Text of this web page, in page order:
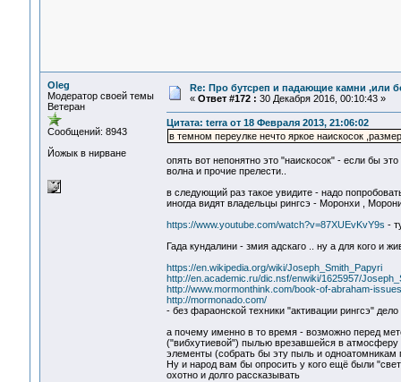
Oleg
Модератор своей темы
Ветеран
Сообщений: 8943
Йожык в нирване
Re: Про бутсреп и падающие камни ,или
« Ответ #172 : 30 Декабря 2016, 00:10:43 »
Цитата: terra от 18 Февраля 2013, 21:06:02
в темном переулке нечто яркое наискосок
опять вот непонятно это "наискосок" - если бы
волна и прочие прелести..
в следующий раз такое увидите - надо
иногда видят владельцы рингсэ - Моронхи ,
https://www.youtube.com/watch?v=87XUEvKvY9s -
Гада кундалини - змия адскаго .. ну а для кого и
https://en.wikipedia.org/wiki/Joseph_Smith_Papyri
http://en.academic.ru/dic.nsf/enwiki/1625957/
http://www.mormonthink.com/book-of-abraham-
http://mormonado.com/
- без фараонской техники "активации рингсэ"
а почему именно в то время - возможно перед
("вибхутиевой") пылью врезавшейся в
элементы (собрать бы эту пыль и одноатомникам
Ну и народ вам бы опросить у кого ещё были
охотно и долго рассказывать